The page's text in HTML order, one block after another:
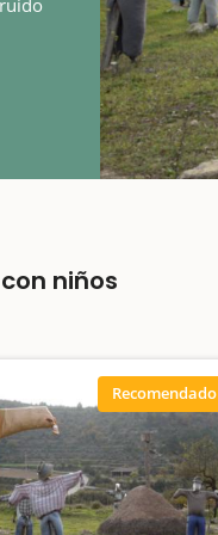
niños
Recomendado